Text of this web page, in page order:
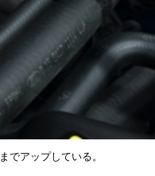
アップしている。